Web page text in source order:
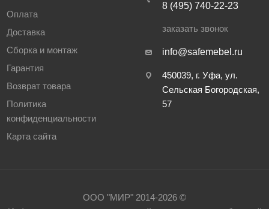
Оплата
Доставка
Сборка и монтаж
Гарантия
Возврат товара
Политика
конфиденциальности
Карта сайта
8 (495) 740-22-23
заказать звонок
info@safemebel.ru
450039, г. Уфа, ул.
Сельская Богородская,
57
ООО "МИР" 2014-2026 ©